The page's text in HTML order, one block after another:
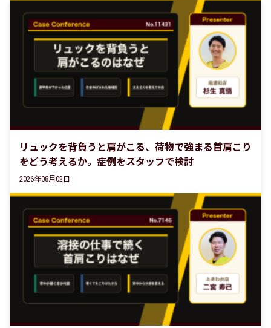
リュックを背負うと肩がこる、荷物で強まる首肩こり
をどう考えるか。症例をスタッフで検討
2026年08月02日